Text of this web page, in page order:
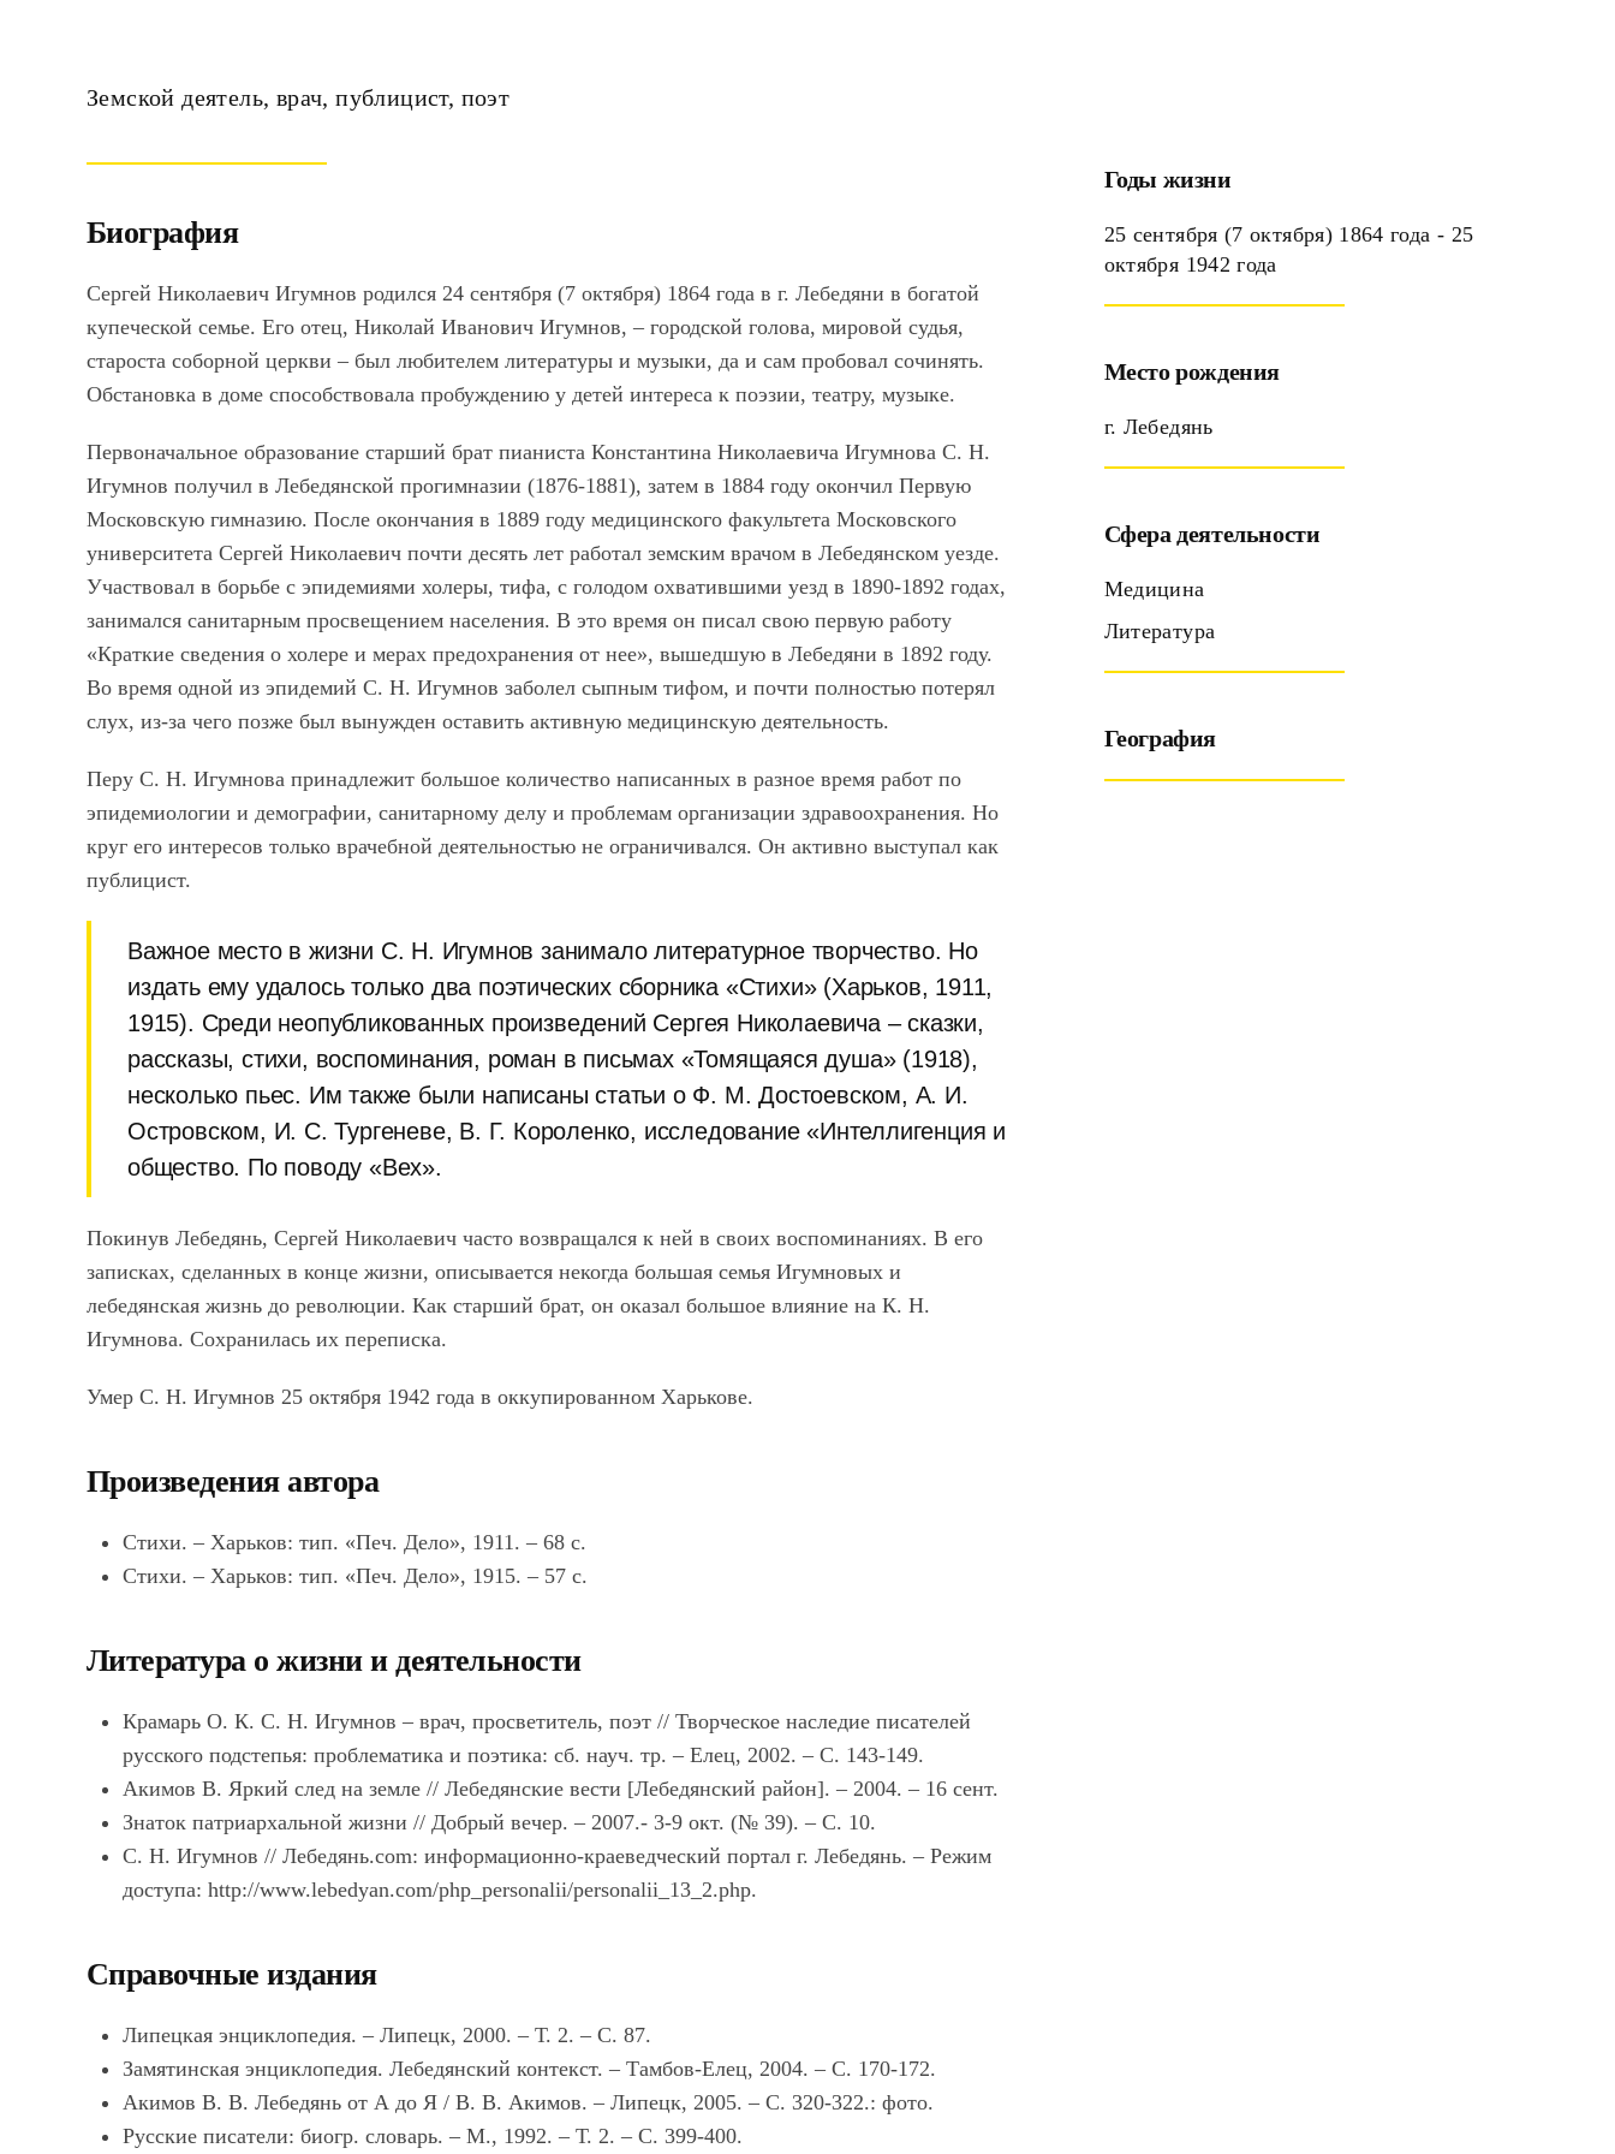
Земской деятель, врач, публицист, поэт
Биография
Сергей Николаевич Игумнов родился 24 сентября (7 октября) 1864 года в г. Лебедяни в богатой
купеческой семье. Его отец, Николай Иванович Игумнов, – городской голова, мировой судья,
староста соборной церкви – был любителем литературы и музыки, да и сам пробовал сочинять.
Обстановка в доме способствовала пробуждению у детей интереса к поэзии, театру, музыке.
Первоначальное образование старший брат пианиста Константина Николаевича Игумнова С. Н.
Игумнов получил в Лебедянской прогимназии (1876-1881), затем в 1884 году окончил Первую
Московскую гимназию. После окончания в 1889 году медицинского факультета Московского
университета Сергей Николаевич почти десять лет работал земским врачом в Лебедянском уезде.
Участвовал в борьбе с эпидемиями холеры, тифа, с голодом охватившими уезд в 1890-1892 годах,
занимался санитарным просвещением населения. В это время он писал свою первую работу
«Краткие сведения о холере и мерах предохранения от нее», вышедшую в Лебедяни в 1892 году.
Во время одной из эпидемий С. Н. Игумнов заболел сыпным тифом, и почти полностью потерял
слух, из-за чего позже был вынужден оставить активную медицинскую деятельность.
Перу С. Н. Игумнова принадлежит большое количество написанных в разное время работ по
эпидемиологии и демографии, санитарному делу и проблемам организации здравоохранения. Но
круг его интересов только врачебной деятельностью не ограничивался. Он активно выступал как
публицист.
Важное место в жизни С. Н. Игумнов занимало литературное творчество. Но
издать ему удалось только два поэтических сборника «Стихи» (Харьков, 1911,
1915). Среди неопубликованных произведений Сергея Николаевича – сказки,
рассказы, стихи, воспоминания, роман в письмах «Томящаяся душа» (1918),
несколько пьес. Им также были написаны статьи о Ф. М. Достоевском, А. И.
Островском, И. С. Тургеневе, В. Г. Короленко, исследование «Интеллигенция и
общество. По поводу «Вех».
Покинув Лебедянь, Сергей Николаевич часто возвращался к ней в своих воспоминаниях. В его
записках, сделанных в конце жизни, описывается некогда большая семья Игумновых и
лебедянская жизнь до революции. Как старший брат, он оказал большое влияние на К. Н.
Игумнова. Сохранилась их переписка.
Умер С. Н. Игумнов 25 октября 1942 года в оккупированном Харькове.
Произведения автора
Стихи. – Харьков: тип. «Печ. Дело», 1911. – 68 с.
Стихи. – Харьков: тип. «Печ. Дело», 1915. – 57 с.
Литература о жизни и деятельности
Крамарь О. К. С. Н. Игумнов – врач, просветитель, поэт // Творческое наследие писателей
русского подстепья: проблематика и поэтика: сб. науч. тр. – Елец, 2002. – С. 143-149.
Акимов В. Яркий след на земле // Лебедянские вести [Лебедянский район]. – 2004. – 16 сент.
Знаток патриархальной жизни // Добрый вечер. – 2007.- 3-9 окт. (№ 39). – С. 10.
С. Н. Игумнов // Лебедянь.com: информационно-краеведческий портал г. Лебедянь. – Режим
доступа: http://www.lebedyan.com/php_personalii/personalii_13_2.php.
Справочные издания
Липецкая энциклопедия. – Липецк, 2000. – Т. 2. – С. 87.
Замятинская энциклопедия. Лебедянский контекст. – Тамбов-Елец, 2004. – С. 170-172.
Акимов В. В. Лебедянь от А до Я / В. В. Акимов. – Липецк, 2005. – С. 320-322.: фото.
Русские писатели: биогр. словарь. – М., 1992. – Т. 2. – С. 399-400.
Годы жизни
25 сентября (7 октября) 1864 года - 25
октября 1942 года
Место рождения
г. Лебедянь
Сфера деятельности
Медицина
Литература
География